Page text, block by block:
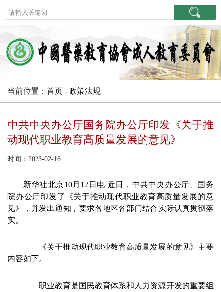
当前位置：首页 - 政策法规
中共中央办公厅国务院办公厅印发《关于推
动现代职业教育高质量发展的意见》
时间：2023-02-16
新华社北京10月12日电 近日，中共中央办公厅、国务
院办公厅印发了《关于推动现代职业教育高质量发展的意
见》，并发出通知，要求各地区各部门结合实际认真贯彻落
实。
《关于推动现代职业教育高质量发展的意见》主要
内容如下。
职业教育是国民教育体系和人力资源开发的重要组